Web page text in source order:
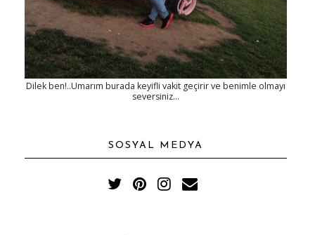
Dilek ben!..Umarım burada keyifli vakit geçirir ve benimle olmayı
seversiniz...
SOSYAL MEDYA